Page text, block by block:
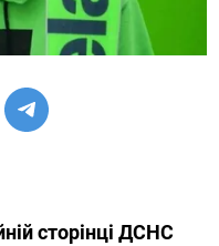
сторінці ДСНС